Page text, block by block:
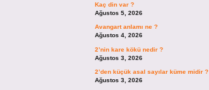
Kaç din var ?
Ağustos 5, 2026
Avangart anlamı ne ?
Ağustos 4, 2026
2’nin kare kökü nedir ?
Ağustos 3, 2026
2’den küçük asal sayılar küme midir ?
Ağustos 3, 2026